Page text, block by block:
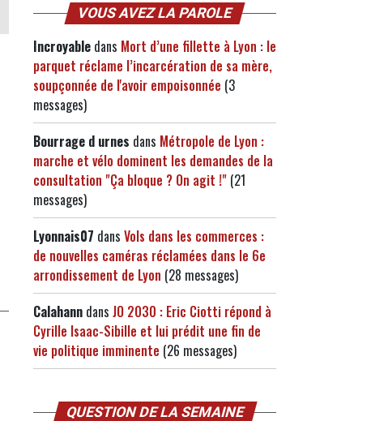
VOUS AVEZ LA PAROLE
Incroyable dans Mort d’une fillette à Lyon : le
parquet réclame l’incarcération de sa mère,
soupçonnée de l'avoir empoisonnée (3
messages)
Bourrage d urnes dans Métropole de Lyon :
marche et vélo dominent les demandes de la
consultation "Ça bloque ? On agit !" (21
messages)
Lyonnais07 dans Vols dans les commerces :
de nouvelles caméras réclamées dans le 6e
arrondissement de Lyon (28 messages)
Calahann dans JO 2030 : Eric Ciotti répond à
Cyrille Isaac-Sibille et lui prédit une fin de
vie politique imminente (26 messages)
QUESTION DE LA SEMAINE